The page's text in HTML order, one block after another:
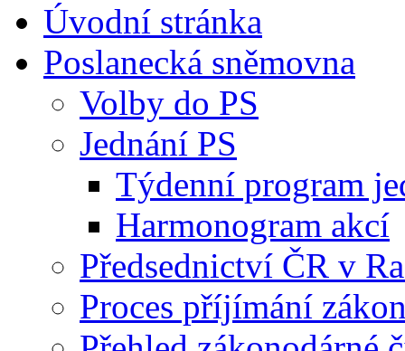
Úvodní stránka
Poslanecká sněmovna
Volby do PS
Jednání PS
Týdenní program
Harmonogram akcí
Předsednictví ČR v
Proces příjímání